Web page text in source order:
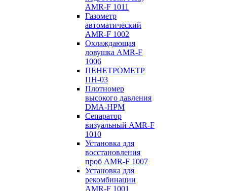
AMR-F 1011
Газометр
автоматический
AMR-F 1002
Охлаждающая
ловушка AMR-F
1006
ПЕНЕТРОМЕТР
ПН-03
Плотномер
высокого давления
DMA-HPM
Сепаратор
визуальный AMR-F
1010
Установка для
восстановления
проб AMR-F 1007
Установка для
рекомбинации
AMR-F 1001